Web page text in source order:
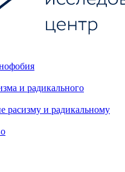
и радикального
расизму и радикальному